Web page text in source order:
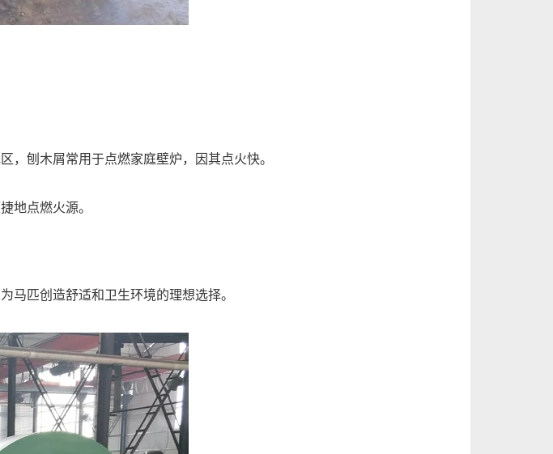
，刨木屑常用于点燃家庭壁炉，因其点火快。
地点燃火源。
马匹创造舒适和卫生环境的理想选择。